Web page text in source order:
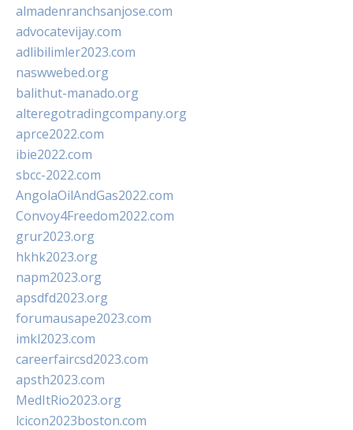
almadenranchsanjose.com
advocatevijay.com
adlibilimler2023.com
naswwebed.org
balithut-manado.org
alteregotradingcompany.org
aprce2022.com
ibie2022.com
sbcc-2022.com
AngolaOilAndGas2022.com
Convoy4Freedom2022.com
grur2023.org
hkhk2023.org
napm2023.org
apsdfd2023.org
forumausape2023.com
imkl2023.com
careerfaircsd2023.com
apsth2023.com
MedItRio2023.org
lcicon2023boston.com